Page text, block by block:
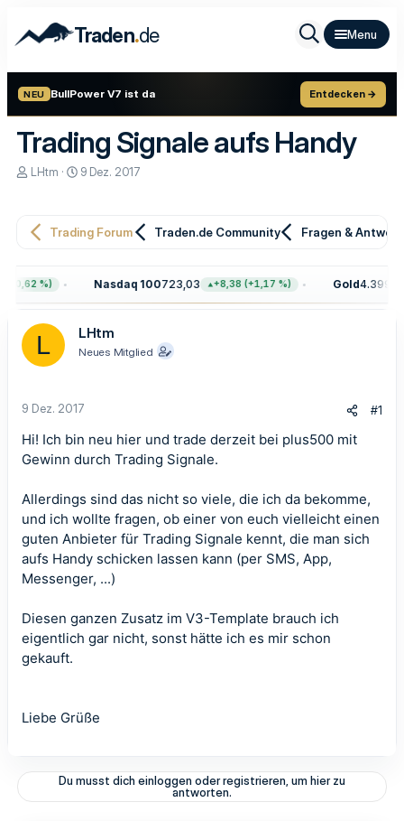
Traden.de
NEU BullPower V7 ist da Entdecken →
Trading Signale aufs Handy
E
e
r
LHtm
E
e
m
9 Dez. 2017
Trading Forum Traden.de Community Fragen &
%) Nasdaq 100723,03 +8,38 (+1,17 %) Gold4.399,70
L LHtm
Neues Mitglied
9 Dez. 2017 #1
Hi! Ich bin neu hier und trade derzeit bei plus500 mit
Gewinn durch Trading Signale.
Allerdings sind das nicht so viele, die ich da bekomme,
und ich wollte fragen, ob einer von euch vielleicht einen
guten Anbieter für Trading Signale kennt, die man sich
aufs Handy schicken lassen kann (per SMS, App,
Messenger, ...)
Diesen ganzen Zusatz im V3-Template brauch ich
eigentlich gar nicht, sonst hätte ich es mir schon
gekauft.
Liebe Grüße
Du musst dich einloggen oder registrieren, um hier zu
antworten.